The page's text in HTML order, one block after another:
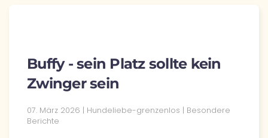
Buffy - sein Platz sollte kein
Zwinger sein
07. März 2026 | Hundeliebe-grenzenlos | Besondere
Berichte